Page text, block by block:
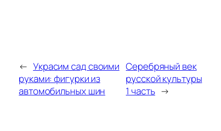
← Украсим сад своими
руками: фигурки из
автомобильных шин
Серебряный век
русской культуры
1 часть →